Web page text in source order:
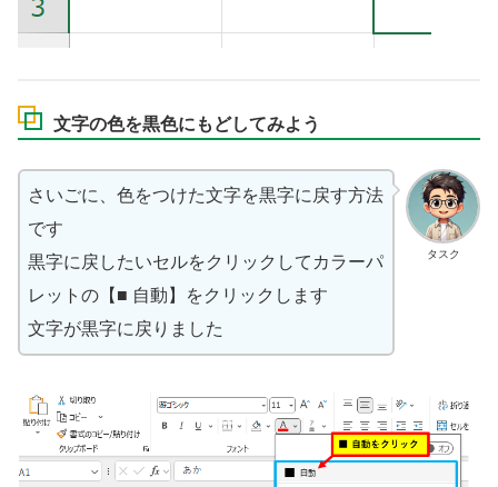
文字の色を黒色にもどしてみよう
タスク
さいごに、色をつけた文字を黒字に戻す方法
です
黒字に戻したいセルをクリックしてカラーパ
レットの【■ 自動】をクリックします
文字が黒字に戻りました